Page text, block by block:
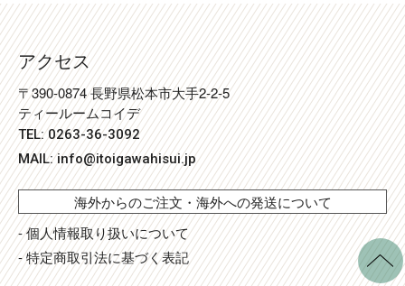
アクセス
〒390-0874 長野県松本市大手2-2-5
ティールームコイデ
TEL: 0263-36-3092
MAIL:info@itoigawahisui.jp
海外からのご注文・海外への発送について
- 個人情報取り扱いについて
- 特定商取引法に基づく表記